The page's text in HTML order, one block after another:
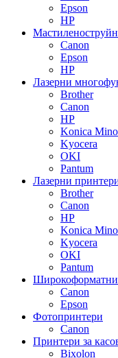
Epson
HP
Canon
Epson
HP
Лазерни
Brother
Canon
HP
Konica
Kyocera
OKI
Pantum
Лазерни
Brother
Canon
HP
Konica
Kyocera
OKI
Pantum
Canon
Epson
Фотопринтери
Canon
Принтери за
Bixolon